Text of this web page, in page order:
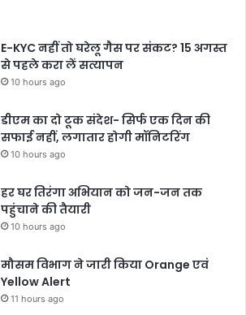
E-KYC नहीं तो घरेलू गैस पर संकट? 15 अगस्त
से पहले करा लें सत्यापन
10 hours ago
डीएम का दो टूक संदेश- सिर्फ एक दिन की
सफाई नहीं, लगातार होगी मॉनिटरिंग
10 hours ago
हर घर तिरंगा अभियान को जन-जन तक
पहुंचाने की तैयारी
10 hours ago
मौसम विभाग ने जारी किया Orange एवं
Yellow Alert
11 hours ago